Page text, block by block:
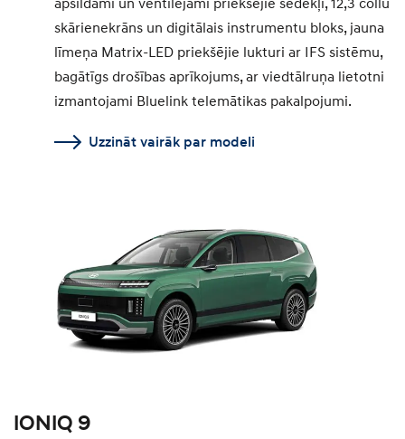
skārienekrāns un digitālais instrumentu bloks, jauna
līmeņa Matrix-LED priekšējie lukturi ar IFS sistēmu,
bagātīgs drošības aprīkojums, ar viedtālruņa lietotni
izmantojami Bluelink telemātikas pakalpojumi.
Uzzināt vairāk par modeli
IONIQ 9